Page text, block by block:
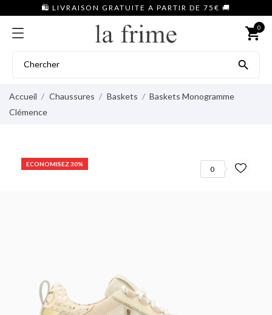
🛍️ LIVRAISON GRATUITE A PARTIR DE 75€ 🚚
shopping_cart
0

Accueil Chaussures Baskets
Baskets Monogramme
Clémence
ECONOMISEZ 30%
0